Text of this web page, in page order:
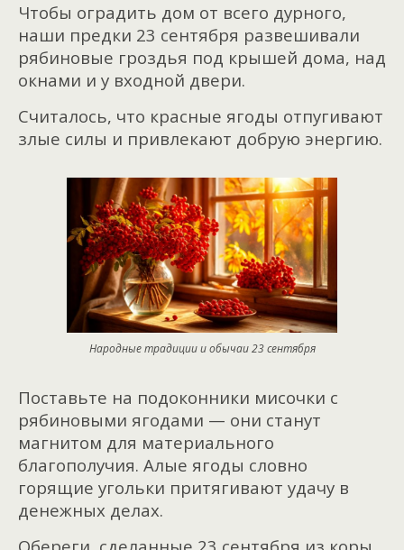
Чтобы оградить дом от всего дурного,
наши предки 23 сентября развешивали
рябиновые гроздья под крышей дома, над
окнами и у входной двери.
Считалось, что красные ягоды отпугивают
злые силы и привлекают добрую энергию.
Народные традиции и обычаи 23 сентября
Поставьте на подоконники мисочки с
рябиновыми ягодами — они станут
магнитом для материального
благополучия. Алые ягоды словно
горящие угольки притягивают удачу в
денежных делах.